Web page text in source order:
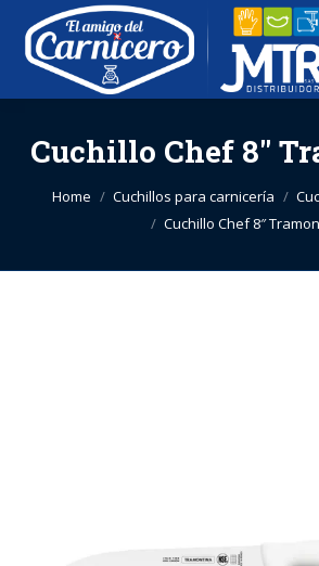
Cuchillo Chef 8″
You are here:
Home Cuchillos para carnicería
Cuchillo Chef 8″